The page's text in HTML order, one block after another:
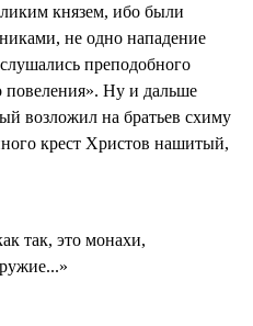
князем, ибо были
не одно нападение
преподобного
повеления». Ну и дальше
возложил на братьев схиму
крест Христов нашитый,
так, это монахи,